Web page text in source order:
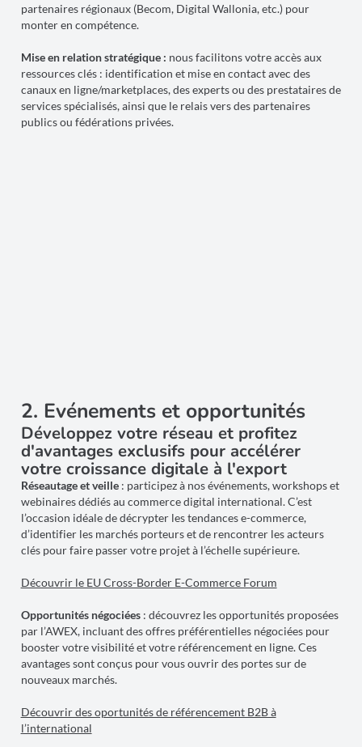
partenaires régionaux (Becom, Digital Wallonia, etc.) pour
monter en compétence.
Mise en relation stratégique : nous facilitons votre accès aux
ressources clés : identification et mise en contact avec des
canaux en ligne/marketplaces, des experts ou des prestataires de
services spécialisés, ainsi que le relais vers des partenaires
publics ou fédérations privées.
2. Evénements et opportunités
Développez votre réseau et profitez
d'avantages exclusifs pour accélérer
votre croissance digitale à l'export
Réseautage et veille: participez à nos événements, workshops et
webinaires dédiés au commerce digital international. C’est
l’occasion idéale de décrypter les tendances e-commerce,
d’identifier les marchés porteurs et de rencontrer les acteurs
clés pour faire passer votre projet à l’échelle supérieure.
Découvrir le EU Cross-Border E-Commerce Forum
Opportunités négociées: découvrez les opportunités proposées
par l’AWEX, incluant des offres préférentielles négociées pour
booster votre visibilité et votre référencement en ligne. Ces
avantages sont conçus pour vous ouvrir des portes sur de
nouveaux marchés.
Découvrir des oportunités de référencement B2B à
l’international